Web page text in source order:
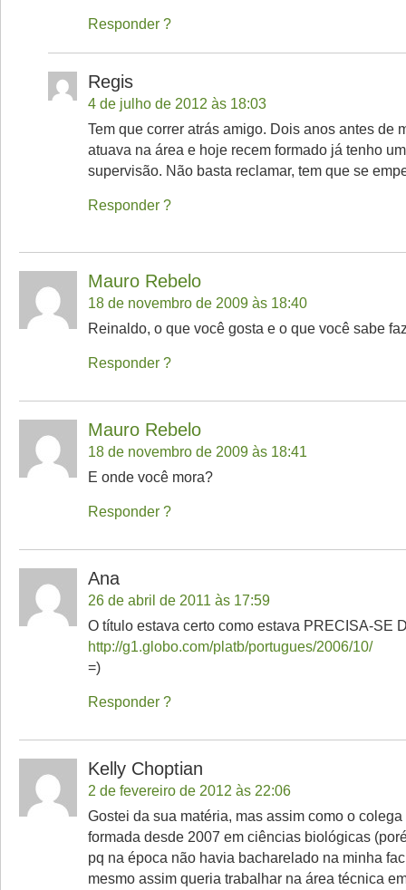
Responder
Regis
4 de julho de 2012 às 18:03
Tem que correr atrás amigo. Dois anos antes de
atuava na área e hoje recem formado já tenho
supervisão. Não basta reclamar, tem que se
Responder
Mauro Rebelo
18 de novembro de 2009 às 18:40
Reinaldo, o que você gosta e o que você sabe
Responder
Mauro Rebelo
18 de novembro de 2009 às 18:41
E onde você mora?
Responder
Ana
26 de abril de 2011 às 17:59
O título estava certo como estava PRECISA-SE
http://g1.globo.com/platb/portugues/2006/10/
=)
Responder
Kelly Choptian
2 de fevereiro de 2012 às 22:06
Gostei da sua matéria, mas assim como o
formada desde 2007 em ciências biológicas
pq na época não havia bacharelado na minha
mesmo assim queria trabalhar na área técnica